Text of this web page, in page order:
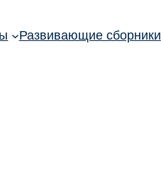
Развивающие сборники